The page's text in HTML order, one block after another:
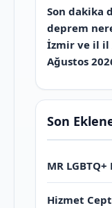
Son dakika
deprem
İzmir ve il il
Ağustos
Son
MR
Hizmet